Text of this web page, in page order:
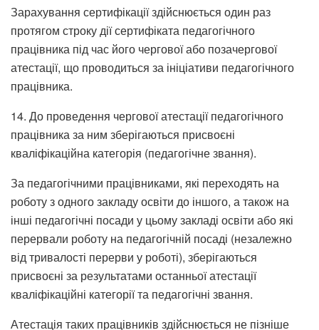
Зарахування сертифікації здійснюється один раз
протягом строку дії сертифіката педагогічного
працівника під час його чергової або позачергової
атестації, що проводиться за ініціативи педагогічного
працівника.
14. До проведення чергової атестації педагогічного
працівника за ним зберігаються присвоєні
кваліфікаційна категорія (педагогічне звання).
За педагогічними працівниками, які переходять на
роботу з одного закладу освіти до іншого, а також на
інші педагогічні посади у цьому закладі освіти або які
перервали роботу на педагогічній посаді (незалежно
від тривалості перерви у роботі), зберігаються
присвоєні за результатами останньої атестації
кваліфікаційні категорії та педагогічні звання.
Атестація таких працівників здійснюється не пізніше